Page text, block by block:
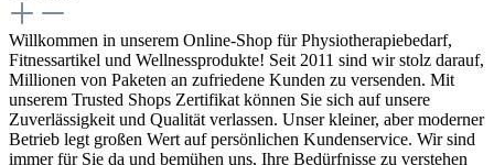
Willkommen in unserem Online-Shop für Physiotherapiebedarf,
Fitnessartikel und Wellnessprodukte! Seit 2011 sind wir stolz darauf,
Millionen von Paketen an zufriedene Kunden zu versenden. Mit
unserem Trusted Shops Zertifikat können Sie sich auf unsere
Zuverlässigkeit und Qualität verlassen. Unser kleiner, aber moderner
Betrieb legt großen Wert auf persönlichen Kundenservice. Wir sind
immer für Sie da und bemühen uns, Ihre Bedürfnisse zu verstehen